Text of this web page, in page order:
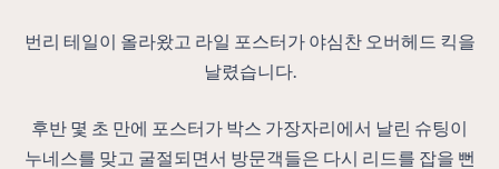
번리 테일이 올라왔고 라일 포스터가 야심찬 오버헤드 킥을
날렸습니다.
후반 몇 초 만에 포스터가 박스 가장자리에서 날린 슈팅이
누네스를 맞고 굴절되면서 방문객들은 다시 리드를 잡을 뻔